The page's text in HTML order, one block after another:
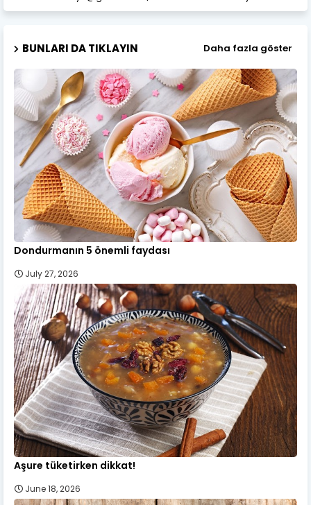
BUNLARI DA TIKLAYIN Daha fazla göster
Dondurmanın 5 önemli faydası
July 27, 2026
Aşure tüketirken dikkat!
June 18, 2026